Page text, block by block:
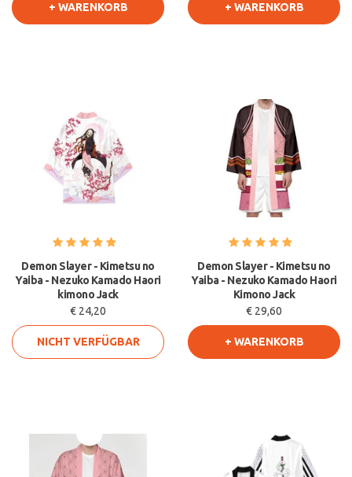
+ WARENKORB + WARENKORB
Demon Slayer - Kimetsu no
Yaiba - Nezuko Kamado Haori
kimono Jack
€ 24,20
NICHT VERFÜGBAR
Demon Slayer - Kimetsu no
Yaiba - Nezuko Kamado Haori
Kimono Jack
€ 29,60
+ WARENKORB